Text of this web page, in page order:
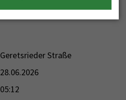
Geretsrieder Straße
28.06.2026
05:12